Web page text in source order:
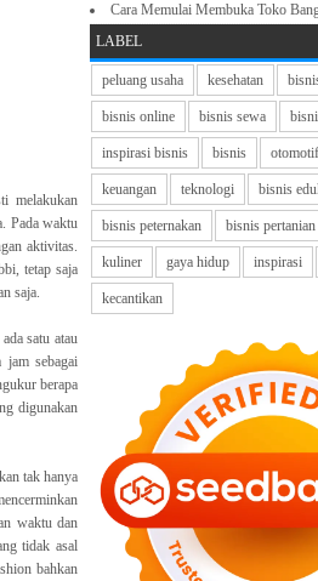
melakukan
Pada waktu
aktivitas.
tetap saja
saja.
satu atau
jam sebagai
berapa
digunakan
tak hanya
waktu dan
tidak asal
bahkan
Cara Memulai Membuka Toko
LABEL
peluang usaha kesehatan
bisnis online bisnis sewa
inspirasi bisnis bisnis otomotif
keuangan teknologi bisnis
bisnis peternakan bisnis pertanian
kuliner gaya hidup inspirasi
kecantikan